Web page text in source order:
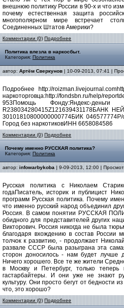
внешнюю политику России в 90-х и что
почему естественная защита
многополярном мире встречает
Соединенных Штатов Америки?
Комментарии (0) Подробнее
Политика влезла в наркосбыт.
Категория: Политика
автор: Артём Сверкунов | 10-09-2013, 07:41 |
Подробнее http://
наркоторговца:http://fondsbn.ru/help/
953Помощь Фонду:Яндекс-деньги
R238034280415Z121639431178БАНК
30101810800000000774БИК
Город без наркотиковИНН 6658084586
Комментарии (0) Подробнее
Почему именно РУССКАЯ политика?
Категория: Политика
автор: infowarbykoba | 9-09-2013, 12:00 |
Русская политика с Николаем
годаПисатель, историк и публицист
программ Русская политика. Почему
что именно русский народ объединил
Россия. В самом понятии РУССКАЯ
обидного для представителей других
Викторович. Россия никогда не была
благодаря вхождению в состав России
толчок к развитию, - продолжает
развале СССР была разыграна эта
сторон доносилось - нам будет лучше
Ничего хорошего. Все те же жители
в Москву и Петербург, только теперь
гастарбайтеры. И они уже не знают
культуру. Они просто бегут от бедности
что, это хорошо?
Комментарии (0) Подробнее